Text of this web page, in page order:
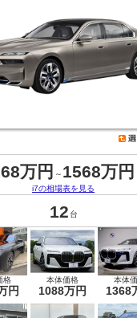
万円 ～ 1568万円
i7の相場表を見る
12 台
格
円
本体価格
1088万円
本体
1368